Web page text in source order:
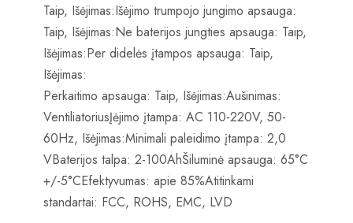
Taip, Išėjimas:Išėjimo trumpojo jungimo apsauga:
Taip, Išėjimas:Ne baterijos jungties apsauga: Taip,
Išėjimas:Per didelės įtampos apsauga: Taip,
Išėjimas:
Perkaitimo apsauga: Taip, Išėjimas:Aušinimas:
VentiliatoriusĮėjimo įtampa: AC 110-220V, 50-
60Hz, Išėjimas:Minimali paleidimo įtampa: 2,0
VBaterijos talpa: 2-100AhŠiluminė apsauga: 65°C
+/-5°CEfektyvumas: apie 85%Atitinkami
standartai: FCC, ROHS, EMC, LVD